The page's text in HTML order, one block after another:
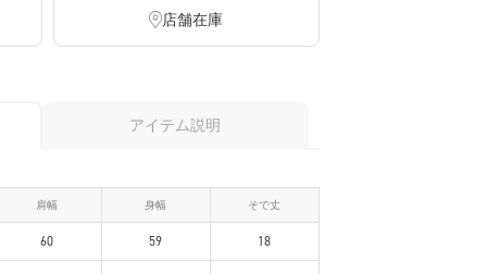
店舗在庫
アイテム説明
肩幅 身幅 そで丈
60 59 18